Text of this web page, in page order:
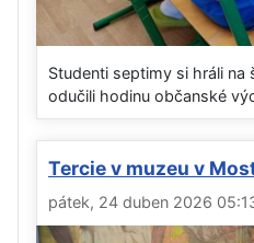
Studenti septimy si hráli na
odučili hodinu občanské
Tercie v muzeu v
pátek, 24 duben 2026